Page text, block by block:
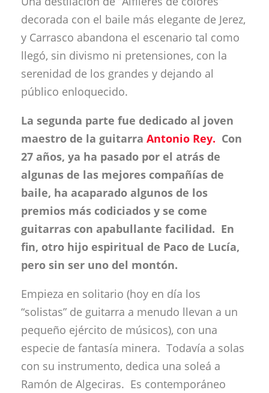
decorada con el baile más elegante de Jerez,
y Carrasco abandona el escenario tal como
llegó, sin divismo ni pretensiones, con la
serenidad de los grandes y dejando al
público enloquecido.
La segunda parte fue dedicado al joven
maestro de la guitarra Antonio Rey. Con
27 años, ya ha pasado por el atrás de
algunas de las mejores compañías de
baile, ha acaparado algunos de los
premios más codiciados y se come
guitarras con apabullante facilidad. En
fin, otro hijo espiritual de Paco de Lucía,
pero sin ser uno del montón.
Empieza en solitario (hoy en día los
“solistas” de guitarra a menudo llevan a un
pequeño ejército de músicos), con una
especie de fantasía minera. Todavía a solas
con su instrumento, dedica una soleá a
Ramón de Algeciras. Es contemporáneo